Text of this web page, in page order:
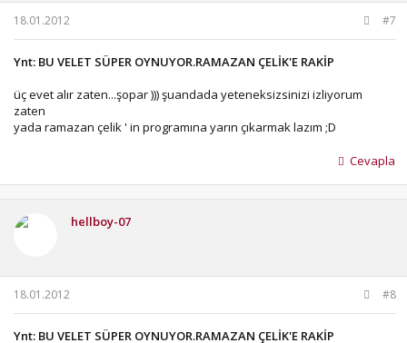
18.01.2012 #7
Ynt: BU VELET SÜPER OYNUYOR.RAMAZAN ÇELİK'E RAKİP
üç evet alır zaten...şopar ))) şuandada yeteneksizsinizi izliyorum
zaten
yada ramazan çelik ' in programına yarın çıkarmak lazım ;D
Cevapla
hellboy-07
18.01.2012 #8
Ynt: BU VELET SÜPER OYNUYOR.RAMAZAN ÇELİK'E RAKİP